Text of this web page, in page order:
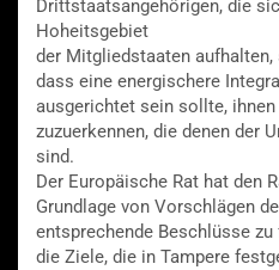
Drittstaatsangehörigen, die
Hoheitsgebiet
der Mitgliedstaaten
dass eine energischere
ausgerichtet sein sollte,
zuzuerkennen, die denen der
sind.
Der Europäische Rat hat den
Grundlage von Vorschlägen
entsprechende Beschlüsse
die Ziele, die in Tampere